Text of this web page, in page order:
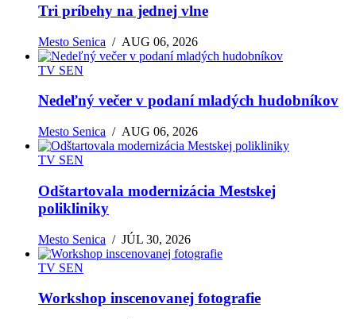
Tri príbehy na jednej vlne
Mesto Senica /AUG 06, 2026
TV SEN
Nedeľný večer v podaní mladých hudobníkov
Mesto Senica /AUG 06, 2026
TV SEN
Odštartovala modernizácia Mestskej
polikliniky
Mesto Senica /JÚL 30, 2026
TV SEN
Workshop inscenovanej fotografie